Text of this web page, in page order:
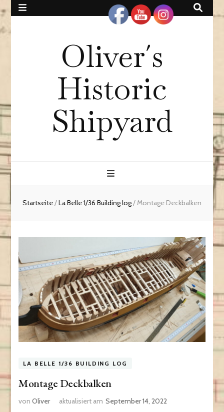
Oliver´s
Historic
Shipyard
Startseite/La Belle 1/36 Building log/Montage Deckbalken
LA BELLE 1/36 BUILDING LOG
Montage Deckbalken
vonOliver aktualisiert am September 14, 2022